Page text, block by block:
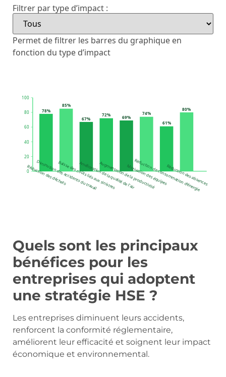
Filtrer par type d’impact :
Permet de filtrer les barres du graphique en
fonction du type d’impact
100
80
60
40
20
0
Réduction des déchets
78%
Diminution des accidents du travail
85%
Baisse des coûts liés aux sinistres
67%
Amélioration de la qualité de l'air
72%
Augmentation de la productivité
69%
Motivation des équipes
74%
Réduction de consommation d’énergie
61%
Réduction des absences
80%
Quels sont les principaux
bénéfices pour les
entreprises qui adoptent
une stratégie HSE ?
Les entreprises diminuent leurs accidents,
renforcent la conformité réglementaire,
améliorent leur efficacité et soignent leur impact
économique et environnemental.